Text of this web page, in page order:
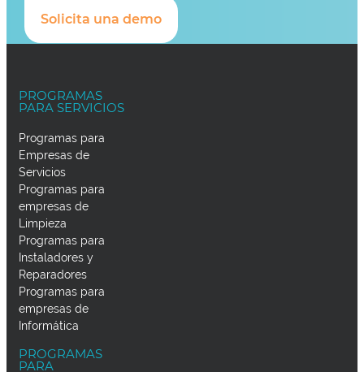
Solicita una demo
PROGRAMAS
PARA SERVICIOS
Programas para
Empresas de
Servicios
Programas para
empresas de
Limpieza
Programas para
Instaladores y
Reparadores
Programas para
empresas de
Informática
PROGRAMAS
PARA